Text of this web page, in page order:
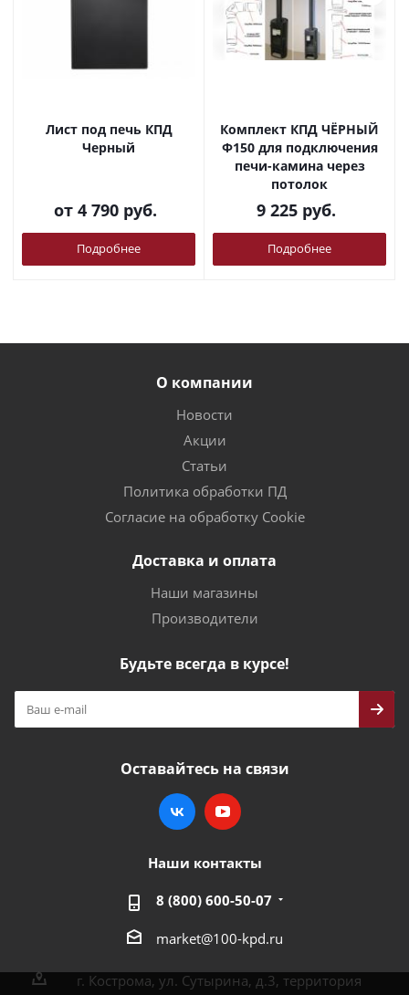
Лист под печь КПД
Черный
от 4 790 руб.
Подробнее
Комплект КПД ЧЁРНЫЙ
Ф150 для подключения
печи-камина через
потолок
9 225 руб.
Подробнее
О компании
Новости
Акции
Статьи
Политика обработки ПД
Согласие на обработку Cookie
Доставка и оплата
Наши магазины
Производители
Будьте всегда в курсе!
Оставайтесь на связи
Наши контакты
8 (800) 600-50-07
market@100-kpd.ru
г. Кострома, ул. Сутырина, д.3, территория